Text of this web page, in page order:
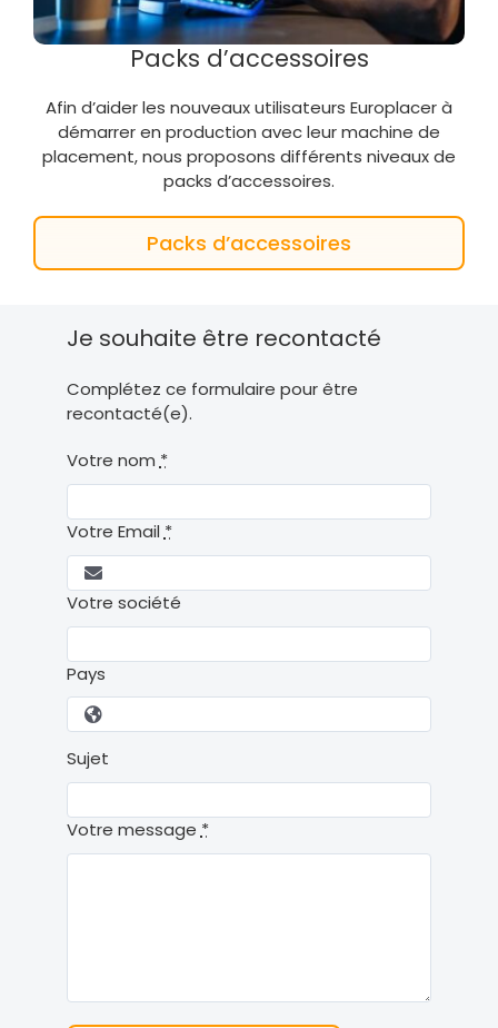
Packs d’accessoires
Afin d’aider les nouveaux utilisateurs Europlacer à
démarrer en production avec leur machine de
placement, nous proposons différents niveaux de
packs d’accessoires.
Packs d’accessoires
Je souhaite être recontacté
Complétez ce formulaire pour être
recontacté(e).
Votre nom*
Votre Email *
Votre société
Pays
Sujet
Votre message *